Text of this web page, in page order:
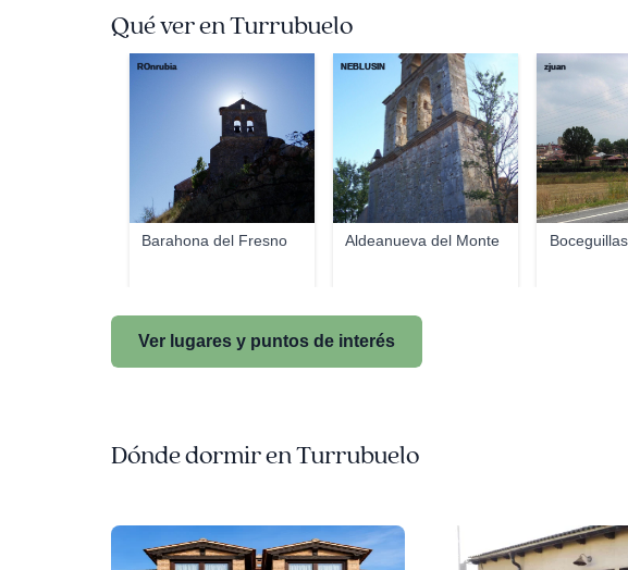
Qué ver en Turrubuelo
Barahona del Fresno
ROnrubia
Aldeanueva del Monte
NEBLUSIN
Boceguillas
zjuan
Ver lugares y puntos de interés
Dónde dormir en Turrubuelo